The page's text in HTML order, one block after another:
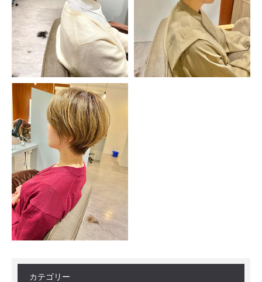
カテゴリー